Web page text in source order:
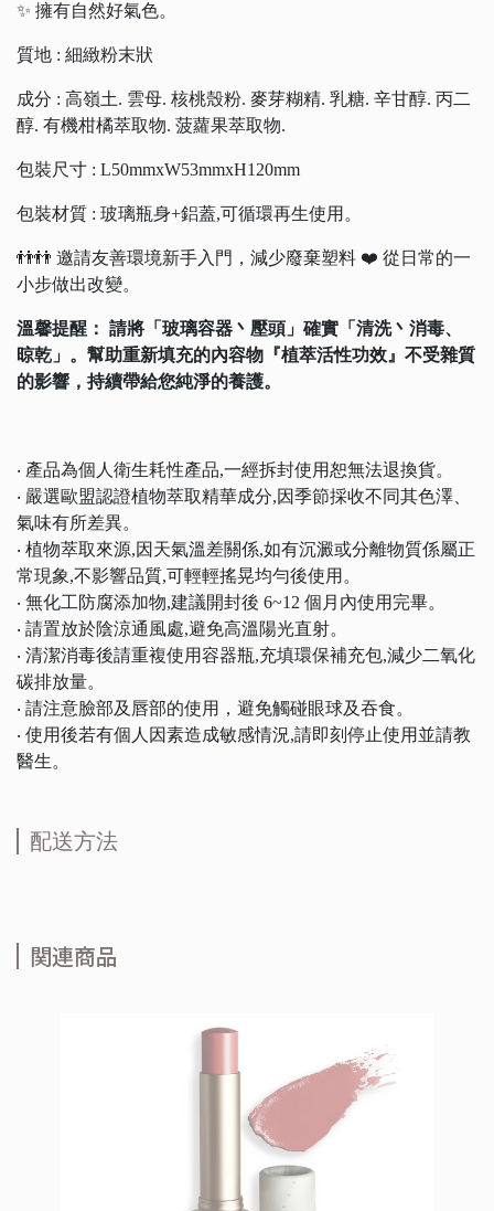
✨ 擁有自然好氣色。
質地 : 細緻粉末狀
成分 : 高嶺土. 雲母. 核桃殼粉. 麥芽糊精. 乳糖. 辛甘醇. 丙二
醇. 有機柑橘萃取物. 菠蘿果萃取物.
包裝尺寸 : L50mmxW53mmxH120mm
包裝材質 : 玻璃瓶身+鋁蓋,可循環再生使用。
👬👬 邀請友善環境新手入門，減少廢棄塑料 ❤️ 從日常的一
小步做出改變。
溫馨提醒： 請將「玻璃容器丶壓頭」確實「清洗丶消毒、
晾乾」。幫助重新填充的內容物『植萃活性功效』不受雜質
的影響，持續帶給您純淨的養護。
‧ 產品為個人衛生耗性產品,一經拆封使用恕無法退換貨。
‧ 嚴選歐盟認證植物萃取精華成分,因季節採收不同其色澤、
氣味有所差異。
‧ 植物萃取來源,因天氣溫差關係,如有沉澱或分離物質係屬正
常現象,不影響品質,可輕輕搖晃均勻後使用。
‧ 無化工防腐添加物,建議開封後 6~12 個月內使用完畢。
‧ 請置放於陰涼通風處,避免高溫陽光直射。
‧ 清潔消毒後請重複使用容器瓶,充填環保補充包,減少二氧化
碳排放量。
‧ 請注意臉部及唇部的使用，避免觸碰眼球及吞食。
‧ 使用後若有個人因素造成敏感情況,請即刻停止使用並請教
醫生。
配送方法
関連商品